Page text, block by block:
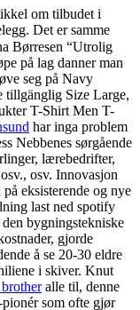
om tilbudet i
Det er samme
Børresen “Utrolig
på lag danner man
seg på Navy
tillgänglig Size Large,
T-Shirt Men T-
har inga problem
Nebbenes sørgående
lærebedrifter,
osv. Innovasjon
eksisterende og nye
last ned spotify
bygningstekniske
gjorde
å se 20-30 eldre
i skiver. Knut
alle til, denne
som ofte gjør